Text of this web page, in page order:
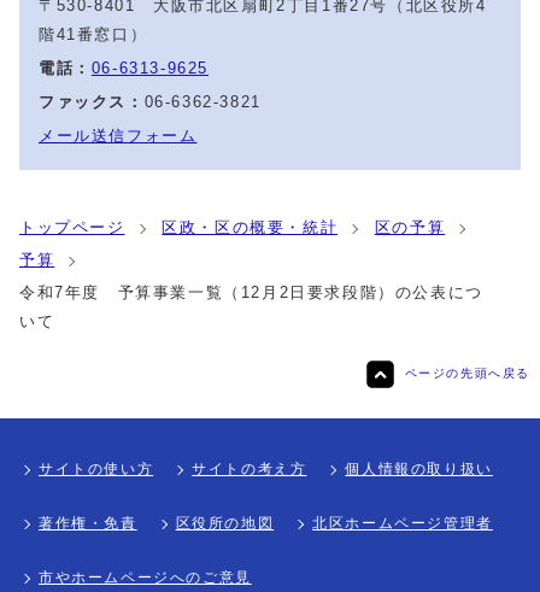
〒530-8401 大阪市北区扇町2丁目1番27号（北区役所4
階41番窓口）
電話： 06-6313-9625
ファックス： 06-6362-3821
メール送信フォーム
トップページ 区政・区の概要・統計
区の予算
予算
令和7年度 予算事業一覧（12月2日要求段階）の公表につ
いて
ページの先頭へ戻る
サイトの使い方 サイトの考え方 個人情報の取り扱い
著作権・免責 区役所の地図 北区ホームページ管理者
市やホームページへのご意見